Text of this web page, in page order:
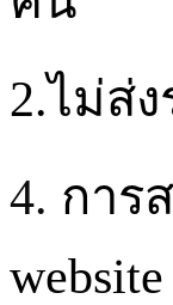
2.ไม่ส่
4. การ
website